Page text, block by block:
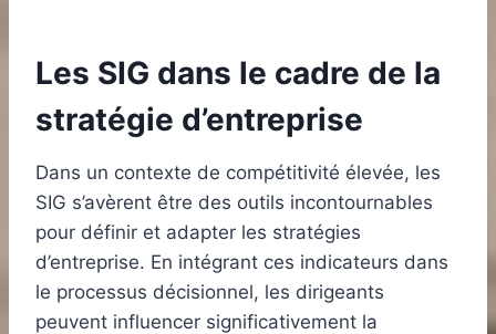
Les SIG dans le cadre de la
stratégie d’entreprise
Dans un contexte de compétitivité élevée, les
SIG s’avèrent être des outils incontournables
pour définir et adapter les stratégies
d’entreprise. En intégrant ces indicateurs dans
le processus décisionnel, les dirigeants
peuvent influencer significativement la